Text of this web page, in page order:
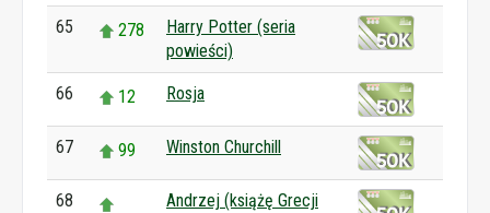
65 278
Harry Potter (seria
powieści)
66 12 Rosja
67 99 Winston Churchill
68
Andrzej (książę Grecji